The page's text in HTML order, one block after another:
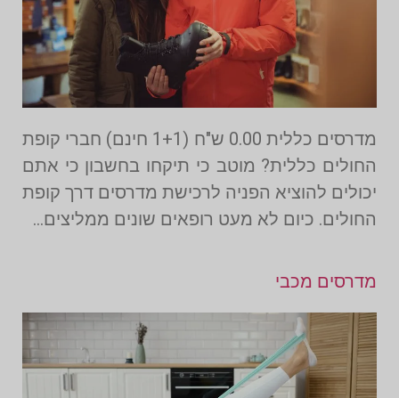
מדרסים כללית 0.00 ש"ח (1+1 חינם) חברי קופת
החולים כללית? מוטב כי תיקחו בחשבון כי אתם
יכולים להוציא הפניה לרכישת מדרסים דרך קופת
החולים. כיום לא מעט רופאים שונים ממליצים…
מדרסים מכבי